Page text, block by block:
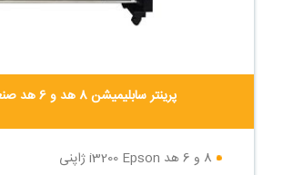
پرینتر سابلیمیشن 8 هد و 6 هد صنعتی
8 و 6 هد i3200 Epson ژاپنی